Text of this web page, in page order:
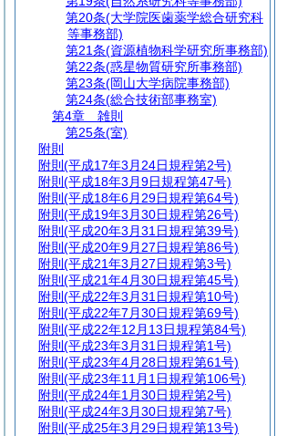
第20条(大学院医歯薬学総合研究科
等事務部)
第21条(資源植物科学研究所事務部)
第22条(惑星物質研究所事務部)
第23条(岡山大学病院事務部)
第24条(総合技術部事務室)
第4章
雑則
第25条(室)
附則
附則 (平成17年3月24日規程第2号)
附則 (平成18年3月9日規程第47号)
附則 (平成18年6月29日規程第64号)
附則 (平成19年3月30日規程第26号)
附則 (平成20年3月31日規程第39号)
附則 (平成20年9月27日規程第86号)
附則 (平成21年3月27日規程第3号)
附則 (平成21年4月30日規程第45号)
附則 (平成22年3月31日規程第10号)
附則 (平成22年7月30日規程第69号)
附則 (平成22年12月13日規程第84号)
附則 (平成23年3月31日規程第1号)
附則 (平成23年4月28日規程第61号)
附則 (平成23年11月1日規程第106号)
附則 (平成24年1月30日規程第2号)
附則 (平成24年3月30日規程第7号)
附則 (平成25年3月29日規程第13号)